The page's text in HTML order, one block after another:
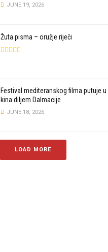
JUNE 19, 2026
Žuta pisma – oružje riječi
Festival mediteranskog filma putuje u
kina diljem Dalmacije
JUNE 18, 2026
LOAD MORE